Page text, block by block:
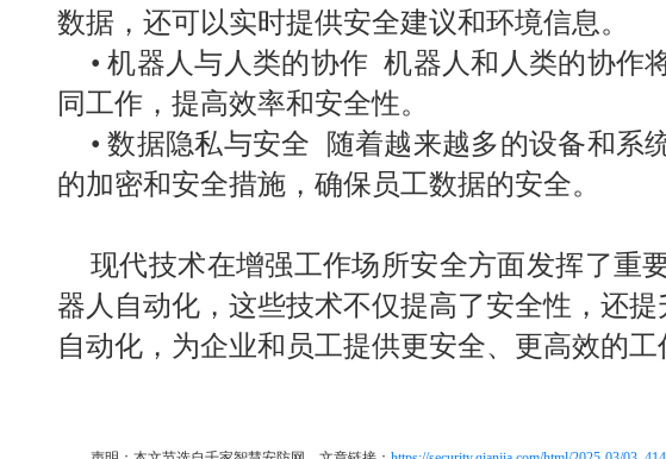
数据，还可以实时提供安全建议和环境信息。
•机器人与人类的协作 机器人和人类的协作
同工作，提高效率和安全性。
•数据隐私与安全 随着越来越多的设备和系
的加密和安全措施，确保员工数据的安全。
现代技术在增强工作场所安全方面发挥了重
器人自动化，这些技术不仅提高了安全性，还
自动化，为企业和员工提供更安全、更高效的